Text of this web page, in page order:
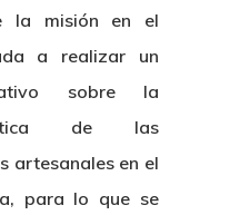
la misión en el
a realizar un
sobre la
de las
artesanales en el
para lo que se